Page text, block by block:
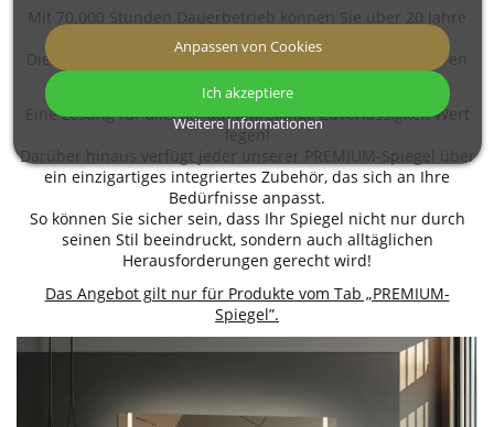
Mit 70.000 Stunden Dauerbetrieb können Sie über 20 Jahre
lang warmes, angenehmes Licht genießen!
Diese Leistungsfähigkeit ist effizienteren und langlebigeren
Eine Lösung für alle, die auf jahrelange Zuverlässigkeit Wert
legen!
Darüber hinaus verfügt jeder unserer PREMIUM-Spiegel über
ein einzigartiges integriertes Zubehör, das sich an Ihre
Bedürfnisse anpasst.
So können Sie sicher sein, dass Ihr Spiegel nicht nur durch
seinen Stil beeindruckt, sondern auch alltäglichen
Herausforderungen gerecht wird!
Das Angebot gilt nur für Produkte vom Tab „PREMIUM-
Spiegel”.
Weitere Informationen
Anpassen von Cookies
Ich akzeptiere